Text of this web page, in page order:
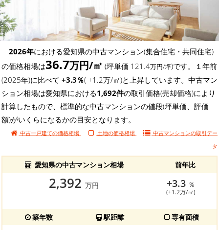
2026年における愛知県の中古マンション(集合住宅・共同住宅)
の価格相場は36.7万円/㎡ (坪単価 121.4万円/坪)です。１年前
(2025年)に比べて +3.3％( +1.2万/㎡)と上昇しています。中古マン
ション相場は愛知県における1,692件の取引価格(売却価格)により
計算したもので、標準的な中古マンションの値段(坪単価、評価
額)がいくらになるかの目安となります。
中古一戸建ての価格相場 土地の価格相場 中古マンションの取引デー
タ
愛知県の中古マンション相場 前年比
2,392 万円 +3.3 ％
(+1.2万/㎡)
築年数 駅距離 専有面積